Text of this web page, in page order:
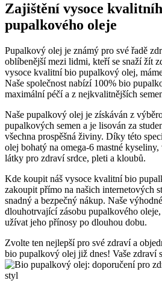
Zajištění vysoce
pupalkového oleje
Pupalkový olej je známý ⁢pro své řadě
oblíbenější mezi‍ lidmi, kteří se snaží žít
vysoce kvalitní bio pupalkový olej,
Naše​ společnost nabízí 100% bio
maximální péčí a z nejkvalitnějších​
Naše ⁤pupalkový olej je získáván z
pupalkových ⁢semen a je lisován za
všechna prospěšná živiny. ​Díky této
olej bohatý ​na omega-6‍ mastné
látky pro zdraví ⁤srdce, pleti a‌ kloubů.
Kde koupit náš vysoce kvalitní ​bio
zakoupit přímo na našich internetových
snadný a bezpečný nákup. ​Naše
dlouhotrvající zásobu ⁣pupalkového
užívat ⁣jeho přínosy po⁢ dlouhou dobu.
Zvolte ten nejlepší pro své zdraví ⁢a
bio pupalkový olej ⁢již dnes! Vaše zdraví